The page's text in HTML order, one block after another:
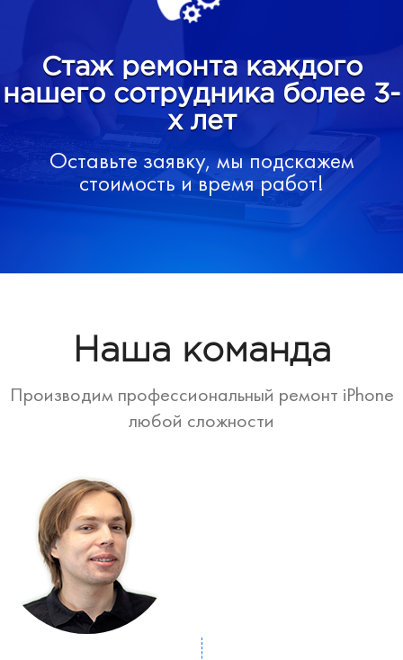
Стаж ремонта каждого
нашего сотрудника более 3-
х лет
Оставьте заявку, мы подскажем
стоимость и время работ!
Наша команда
Производим профессиональный ремонт iPhone
любой сложности